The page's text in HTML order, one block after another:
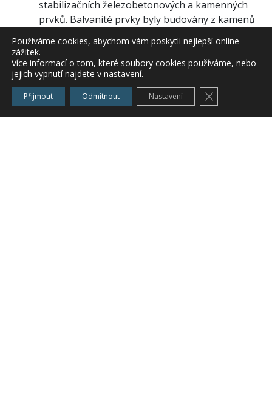
stabilizačních železobetonových a kamenných
prvků. Balvanité prvky byly budovány z kamenů
podařilo zachovat přirozený charakter vodního
toku a zároveň omezit škodlivé působení
povodňových průtoků na okolí. Opravy probíhaly
v úseku říčních kilometrů 0,250 až 3,900.
Používáme cookies, abychom vám poskytli nejlepší online
zážitek.
Více informací o tom, které soubory cookies používáme, nebo
jejich vypnutí najdete v nastavení.
Přijmout Odmítnout Nastavení Zavřít cookie